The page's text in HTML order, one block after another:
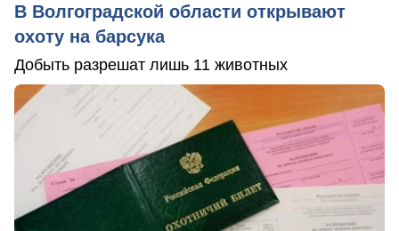
В Волгоградской области открывают
охоту на барсука
Добыть разрешат лишь 11 животных